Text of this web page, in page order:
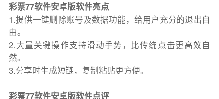
彩票77软件安卓版软件亮点
1.提供一键删除账号及数据功能，给用户充分的退出自
由。
2.大量关键操作支持滑动手势，比传统点击更高效自
然。
3.分享时生成短链，复制粘贴更方便。
彩票77软件安卓版软件点评